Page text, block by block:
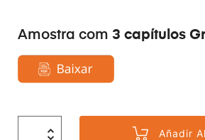
Amostra com 3 capítulos
Añadir